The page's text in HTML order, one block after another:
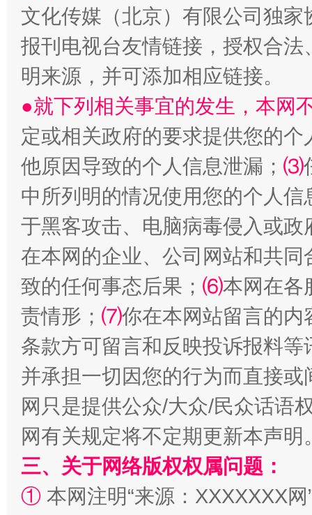
全民健身五年计划来了！等你上场
阿坝州三大球赛在茂县开幕 规模
文化传媒（北京）有限公司独
报刊电视台友情链接，授权合
明来源，并可添加相应链接。
●就下列相关事宜的发生，本网
定或相关政府的要求提供您的个
他原因导致的个人信息泄漏； ⑶
中所列明的情况使用您的个人
于黑客攻击、电脑病毒侵入或
在本网的企业、公司网站和共
致的任何事态后果； ⑹本网在各
责情形； ⑺你在本网站留言的内
条款方可留言和反映投诉报料
并承担一切因您的行为而直接
网只是提供公众/大众/民众话语
网有关规定将不定期更新本声明
三、关于网络版权权属问题：
① 本网注明“来源：XXXXXXX